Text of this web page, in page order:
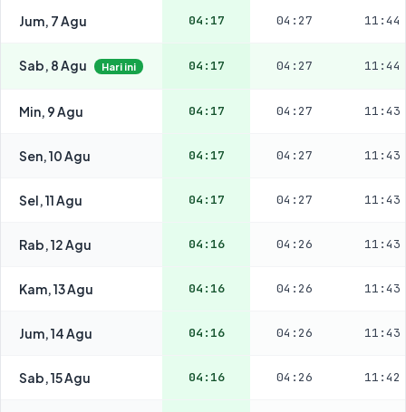
Jum, 7 Agu 04:17 04:27 11:44
Sab, 8 Agu Hari ini 04:17 04:27 11:44
Min, 9 Agu 04:17 04:27 11:43
Sen, 10 Agu 04:17 04:27 11:43
Sel, 11 Agu 04:17 04:27 11:43
Rab, 12 Agu 04:16 04:26 11:43
Kam, 13 Agu 04:16 04:26 11:43
Jum, 14 Agu 04:16 04:26 11:43
Sab, 15 Agu 04:16 04:26 11:42